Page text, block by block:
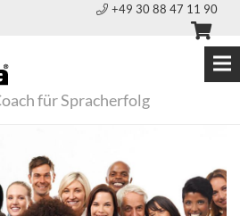
+49 30 88 47 11 90
für Spracherfolg